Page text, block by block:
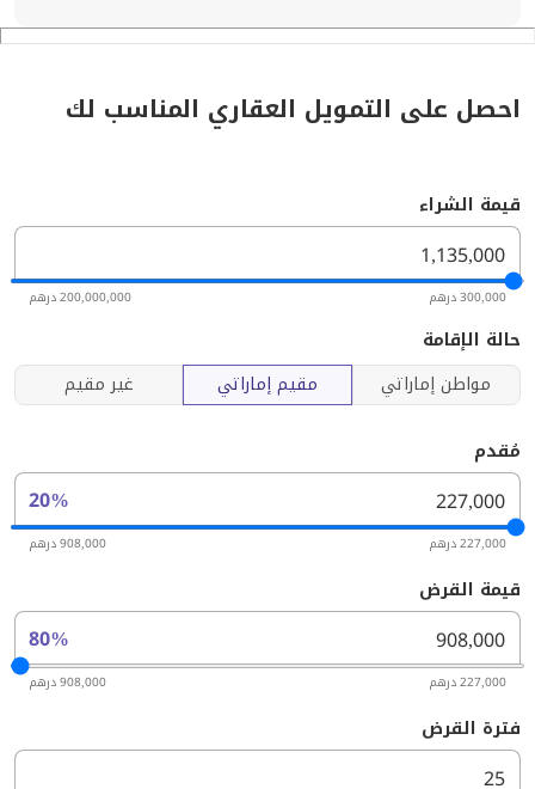
احصل على التمويل العقاري المناسب لك
قيمة الشراء
300,000 درهم 200,000,000 درهم
حالة الإقامة
مواطن إماراتي
مقيم إماراتي غير مقيم
مُقدم
20%
227,000 درهم 908,000 درهم
قيمة القرض
80%
227,000 درهم 908,000 درهم
فترة القرض